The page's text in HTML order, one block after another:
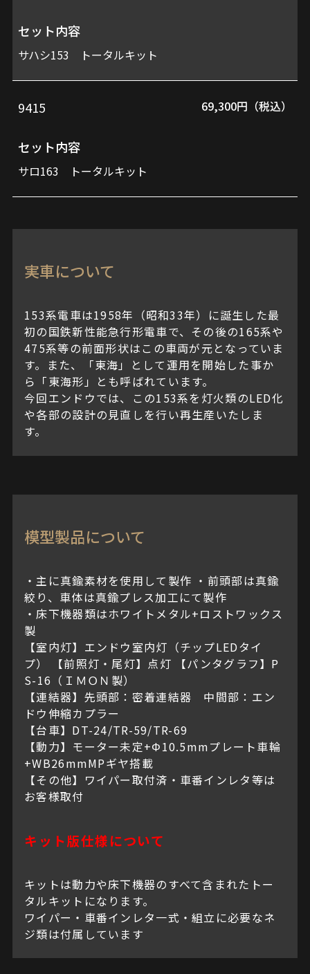
セット内容
サハシ153 トータルキット
9415 69,300円（税込）
セット内容
サロ163 トータルキット
実車について
153系電車は1958年（昭和33年）に誕生した最
初の国鉄新性能急行形電車で、その後の165系や
475系等の前面形状はこの車両が元となっていま
す。また、「東海」として運用を開始した事か
ら「東海形」とも呼ばれています。
今回エンドウでは、この153系を灯火類のLED化
や各部の設計の見直しを行い再生産いたしま
す。
模型製品について
・主に真鍮素材を使用して製作 ・前頭部は真鍮
絞り、車体は真鍮プレス加工にて製作
・床下機器類はホワイトメタル+ロストワックス
製
【室内灯】エンドウ室内灯（チップLEDタイ
プ） 【前照灯・尾灯】点灯 【パンタグラフ】P
S-16（ＩＭＯＮ製）
【連結器】先頭部：密着連結器 中間部：エン
ドウ伸縮カプラー
【台車】DT-24/TR-59/TR-69
【動力】モーター未定+Φ10.5mmプレート車輪
+WB26mmMPギヤ搭載
【その他】ワイパー取付済・車番インレタ等は
お客様取付
キット版仕様について
キットは動力や床下機器のすべて含まれたトー
タルキットになります。
ワイパー・車番インレタ一式・組立に必要なネ
ジ類は付属しています